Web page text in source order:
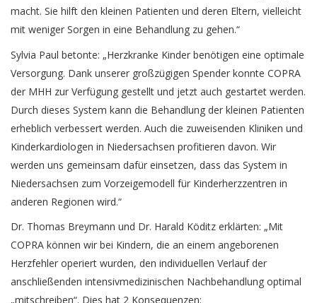
macht. Sie hilft den kleinen Patienten und deren Eltern, vielleicht
mit weniger Sorgen in eine Behandlung zu gehen.“
Sylvia Paul betonte: „Herzkranke Kinder benötigen eine optimale
Versorgung. Dank unserer großzügigen Spender konnte COPRA
der MHH zur Verfügung gestellt und jetzt auch gestartet werden.
Durch dieses System kann die Behandlung der kleinen Patienten
erheblich verbessert werden. Auch die zuweisenden Kliniken und
Kinderkardiologen in Niedersachsen profitieren davon. Wir
werden uns gemeinsam dafür einsetzen, dass das System in
Niedersachsen zum Vorzeigemodell für Kinderherzzentren in
anderen Regionen wird.“
Dr. Thomas Breymann und Dr. Harald Köditz erklärten: „Mit
COPRA können wir bei Kindern, die an einem angeborenen
Herzfehler operiert wurden, den individuellen Verlauf der
anschließenden intensivmedizinischen Nachbehandlung optimal
„mitschreiben“. Dies hat 2 Konsequenzen: